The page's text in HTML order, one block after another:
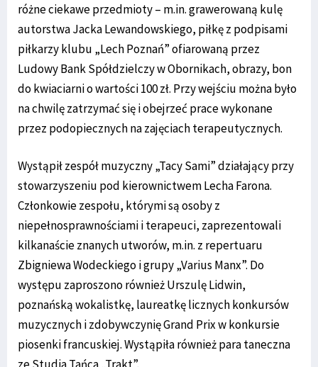
różne ciekawe przedmioty – m.in. grawerowaną kulę
autorstwa Jacka Lewandowskiego, piłkę z podpisami
piłkarzy klubu „Lech Poznań” ofiarowaną przez
Ludowy Bank Spółdzielczy w Obornikach, obrazy, bon
do kwiaciarni o wartości 100 zł. Przy wejściu można było
na chwilę zatrzymać się i obejrzeć prace wykonane
przez podopiecznych na zajęciach terapeutycznych.
Wystąpił zespół muzyczny „Tacy Sami” działający przy
stowarzyszeniu pod kierownictwem Lecha Farona.
Członkowie zespołu, którymi są osoby z
niepełnosprawnościami i terapeuci, zaprezentowali
kilkanaście znanych utworów, m.in. z repertuaru
Zbigniewa Wodeckiego i grupy „Varius Manx”. Do
występu zaproszono również Urszulę Lidwin,
poznańską wokalistkę, laureatkę licznych konkursów
muzycznych i zdobywczynię Grand Prix w konkursie
piosenki francuskiej. Wystąpiła również para taneczna
ze Studia Tańca „Trakt”.